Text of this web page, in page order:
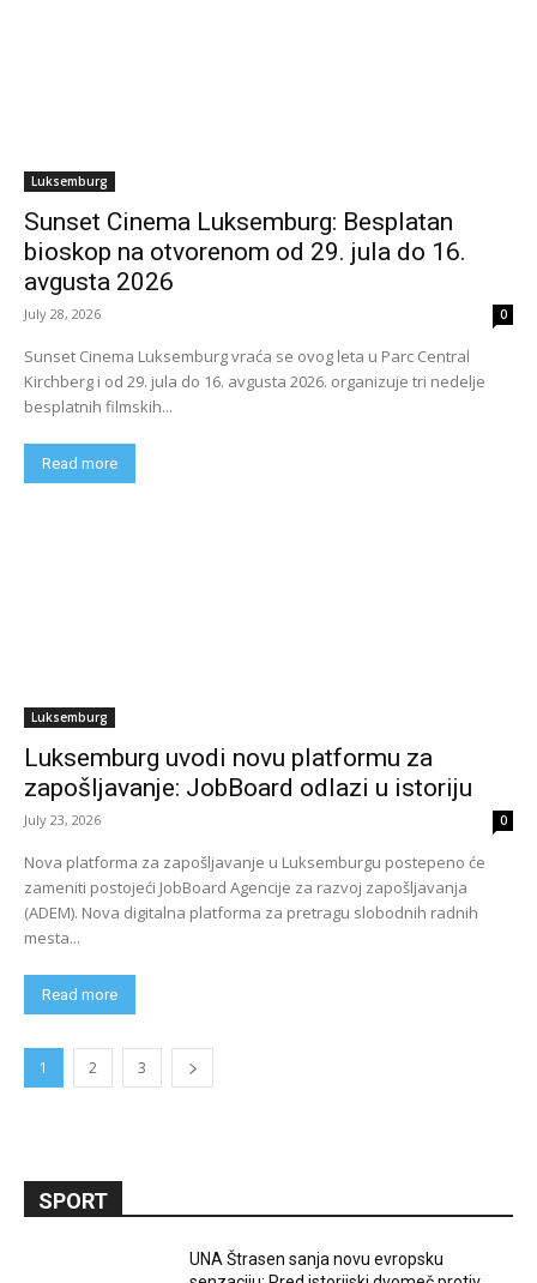
Luksemburg
Sunset Cinema Luksemburg: Besplatan
bioskop na otvorenom od 29. jula do 16.
avgusta 2026
July 28, 2026 0
Sunset Cinema Luksemburg vraća se ovog leta u Parc Central
Kirchberg i od 29. jula do 16. avgusta 2026. organizuje tri nedelje
besplatnih filmskih...
Read more
Luksemburg
Luksemburg uvodi novu platformu za
zapošljavanje: JobBoard odlazi u istoriju
July 23, 2026 0
Nova platforma za zapošljavanje u Luksemburgu postepeno će
zameniti postojeći JobBoard Agencije za razvoj zapošljavanja
(ADEM). Nova digitalna platforma za pretragu slobodnih radnih
mesta...
Read more
1 2 3
SPORT
UNA Štrasen sanja novu evropsku